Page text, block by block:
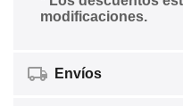
modificaciones.
Envíos